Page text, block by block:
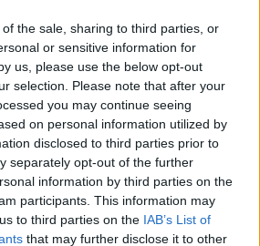
the sale, sharing to third parties, or
or sensitive information for
us, please use the below opt-out
selection. Please note that after your
you may continue seeing
on personal information utilized by
disclosed to third parties prior to
separately opt-out of the further
information by third parties on the
participants. This information may
to third parties on the IAB’s List of
that may further disclose it to other
των Δημοτικών
και Αποχέτευσης είναι το
Βέροιας. Στην σχετική τουα
Δημοτικό Συμβούλιο Βέροιας
με το νομοσχέδιο του
υποτιμάται για μια
των Δ.Ε.Υ.Α. και της Δ.Ε.Υ.Α.
του νερού και την
δεν […]